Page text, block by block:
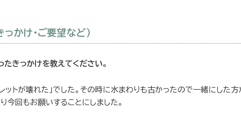
っかけ・ご要望など）
きっかけを教えてください。
レットが壊れた」でした。その時に水まわりも古かったので一緒にし
今回もお願いすることにしました。